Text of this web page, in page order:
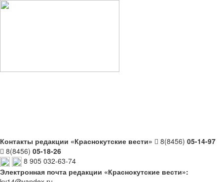
Контакты редакции «Краснокутские вести» 8(8456) 05-14-97
8(8456) 05-18-26
8 905 032-63-74
Электронная почта редакции «Краснокутские вести»: